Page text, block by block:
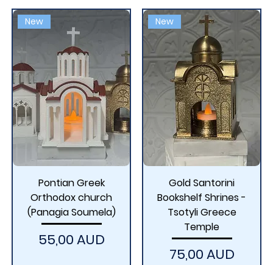
New
Pontian Greek
Orthodox church
(Panagia Soumela)
Цена
55,00 AUD
New
Gold Santorini
Bookshelf Shrines -
Tsotyli Greece
Temple
Цена
75,00 AUD